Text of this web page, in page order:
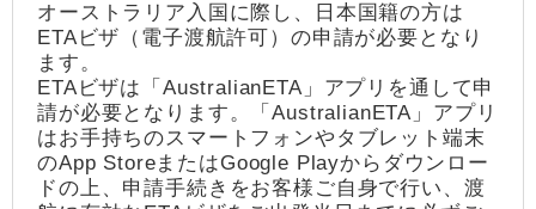
オーストラリア入国に際し、日本国籍の方は
ETAビザ（電子渡航許可）の申請が必要となり
ます。
ETAビザは「AustralianETA」アプリを通して申
請が必要となります。「AustralianETA」アプリ
はお手持ちのスマートフォンやタブレット端末
のApp StoreまたはGoogle Playからダウンロー
ドの上、申請手続きをお客様ご自身で行い、渡